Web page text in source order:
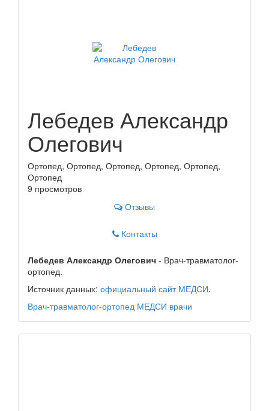
Лебедев Александр
Олегович
Ортопед, Ортопед, Ортопед, Ортопед, Ортопед,
Ортопед
9 просмотров
Отзывы
Контакты
Лебедев Александр Олегович - Врач-травматолог-
ортопед.
Источник данных: официальный сайт МЕДСИ.
Врач-травматолог-ортопед МЕДСИ врачи